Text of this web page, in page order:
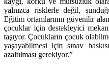
yalnızca risklerle değil,
Eğitim ortamlarının güvenilir
çocuklar için destekleyici
taşıyor. Çocukların çocuk
yaşayabilmesi için sınav
azaltılması gerekiyor.”